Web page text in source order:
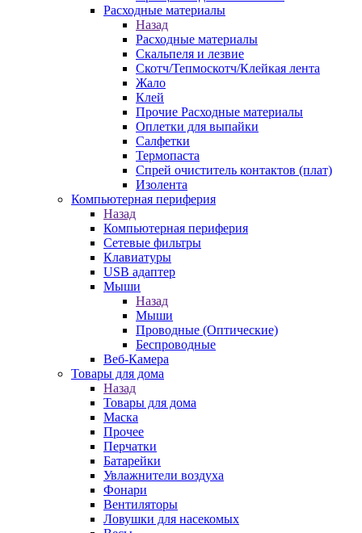
Расходные материалы
Назад
Расходные материалы
Скальпеля и лезвие
Скотч/Тепмоскотч/Клейкая лента
Жало
Клей
Прочие Расходные материалы
Оплетки для выпайки
Салфетки
Термопаста
Спрей очиститель контактов (плат)
Изолента
Компьютерная периферия
Назад
Компьютерная периферия
Сетевые фильтры
Клавиатуры
USB адаптер
Мыши
Назад
Мыши
Проводные (Оптические)
Беспроводные
Веб-Камера
Товары для дома
Назад
Товары для дома
Маска
Прочее
Перчатки
Батарейки
Увлажнители воздуха
Фонари
Вентиляторы
Ловушки для насекомых